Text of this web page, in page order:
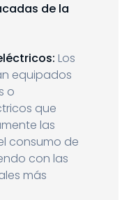
de la
Los
equipados
o
que
las
consumo de
con las
más